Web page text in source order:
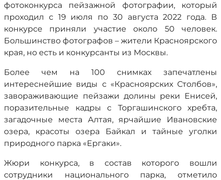
фотоконкурса пейзажной фотографии, который
проходил с 19 июля по 30 августа 2022 года. В
конкурсе приняли участие около 50 человек.
Большинство фотографов – жители Красноярского
края, но есть и конкурсанты из Москвы.
Более чем на 100 снимках запечатлены
интереснейшие виды с «Красноярских Столбов»,
завораживающие пейзажи долины реки Енисей,
поразительные кадры с Торгашинского хребта,
загадочные места Алтая, ярчайшие Ивановские
озера, красоты озера Байкал и тайные уголки
природного парка «Ергаки».
Жюри конкурса, в состав которого вошли
сотрудники национального парка, отметило